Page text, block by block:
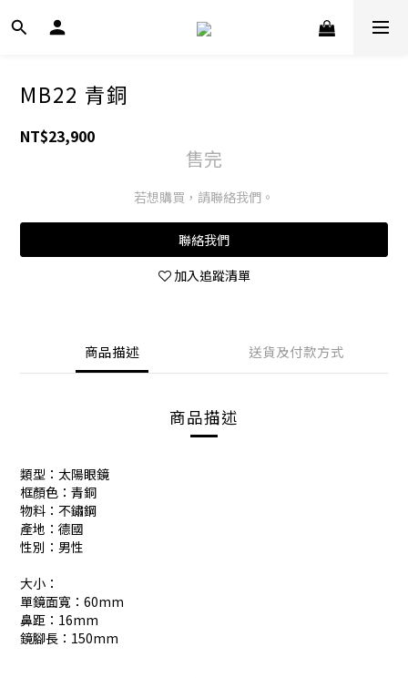
MB22 青銅
NT$23,900
售完
若想購買，請聯絡我們。
聯絡我們
加入追蹤清單
商品描述 送貨及付款方式
商品描述
類型：太陽眼鏡
框顏色：青銅
物料：不鏽鋼
產地：德國
性別：男性
大小：
單鏡面寬：60mm
鼻距：16mm
鏡腳長：150mm